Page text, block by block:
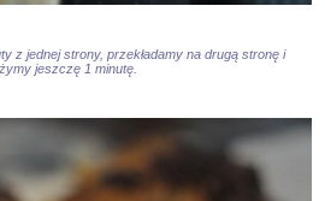
z jednej strony, przekładamy na drugą stronę i
jeszczę 1 minutę.